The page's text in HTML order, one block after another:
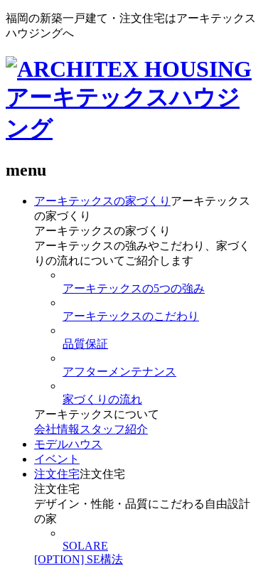
福岡の新築一戸建て・注文住宅はアーキテックス
ハウジングへ
menu
アーキテックスの家づくり アーキテックス
の家づくり
アーキテックスの家づくり
アーキテックスの強みやこだわり、家づく
りの流れについてご紹介します
アーキテックスの5つの強み
アーキテックスのこだわり
品質保証
アフターメンテナンス
家づくりの流れ
アーキテックスについて
会社情報 スタッフ紹介
モデルハウス
イベント
注文住宅注文住宅
注文住宅
デザイン・性能・品質にこだわる自由設計
の家
SOLARE
[OPTION] SE構法